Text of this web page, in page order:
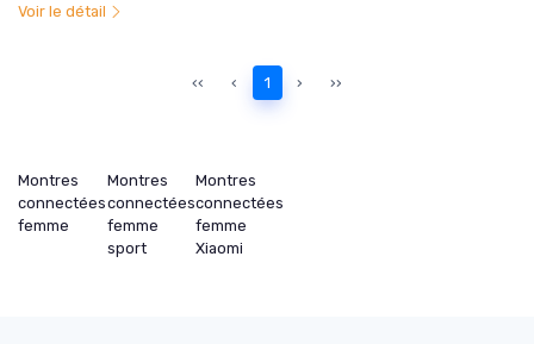
Voir le détail
‹‹ ‹ 1 › ››
Montres
connectées
femme
Montres
connectées
femme
sport
Montres
connectées
femme
Xiaomi